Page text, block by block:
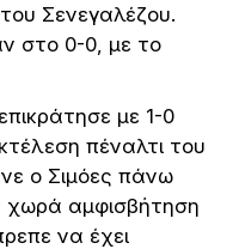
Σενεγαλέζου.
στο 0-0, με το
με 1-0
πέναλτι του
ο Σιμόες πάνω
αμφισβήτηση
να έχει